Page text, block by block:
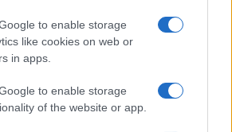
to enable storage
like cookies on web or
in apps.
to enable storage
of the website or app.
BOMB, Triple Canopy. Ζει στη
Μυθιστόρημα